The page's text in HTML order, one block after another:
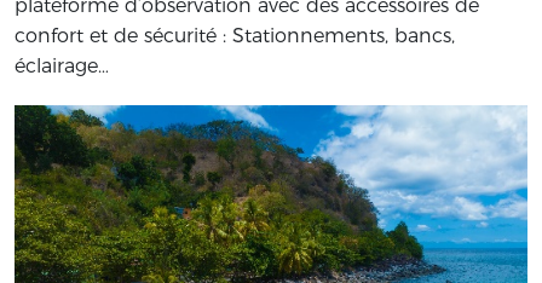
plateforme d’observation avec des accessoires de
confort et de sécurité : Stationnements, bancs,
éclairage…